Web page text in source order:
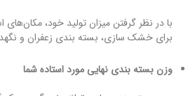
با در نظر گرفتن میزان تولید خود، مکان‌های
برای خشک سازی، بسته بندی زعفران و
وزن بسته بندی نهایی مورد استاده شما